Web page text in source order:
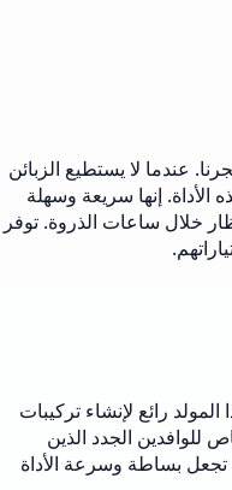
عندما لا يستطيع الزبائن
الأداة. إنها سريعة وسهلة
خلال ساعات الذروة. توفر
رائع لإنشاء تركيبات
للوافدين الجدد الذين
تجعل بساطة وسرعة الأداة